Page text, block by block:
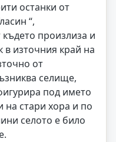
останки от
“,
където произлиза и
в източния край на
от
селище,
под името
на стари хора и по
селото е било